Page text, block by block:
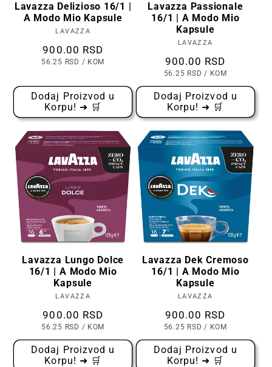
Lavazza Delizioso 16/1 |
A Modo Mio Kapsule
Prodavac:
LAVAZZA
Cena
900.00 RSD
CENA
56.25 RSD / PO
KOM
Dodaj Proizvod u
Korpu! ➜ 🛒
Lavazza Passionale
16/1 | A Modo Mio
Kapsule
Prodavac:
LAVAZZA
Cena
900.00 RSD
CENA
KOMADU
56.25 RSD / PO
KOM
Dodaj Proizvod u
Korpu! ➜ 🛒
Lavazza Lungo Dolce
16/1 | A Modo Mio
Kapsule
Prodavac:
LAVAZZA
Cena
900.00 RSD
CENA
KOMADU
56.25 RSD / PO
KOM
Dodaj Proizvod u
Korpu! ➜ 🛒
Lavazza Dek Cremoso
16/1 | A Modo Mio
Kapsule
Prodavac:
LAVAZZA
Cena
900.00 RSD
CENA
KOMADU
56.25 RSD / PO
KOM
Dodaj Proizvod u
Korpu! ➜ 🛒